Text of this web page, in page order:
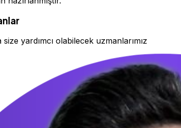
yardımcı olabilecek uzmanlarımız